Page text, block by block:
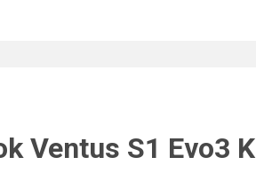
Ventus S1 Evo3